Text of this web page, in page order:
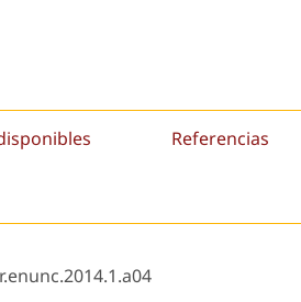
Referencias